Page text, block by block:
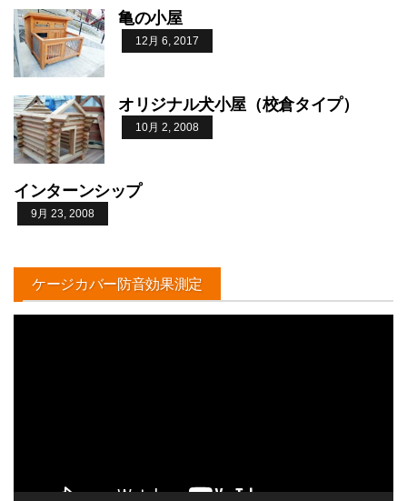
亀の小屋
12月 6, 2017
オリジナル犬小屋（校倉タイプ）
10月 2, 2008
インターンシップ
9月 23, 2008
ケージカバー防音効果測定